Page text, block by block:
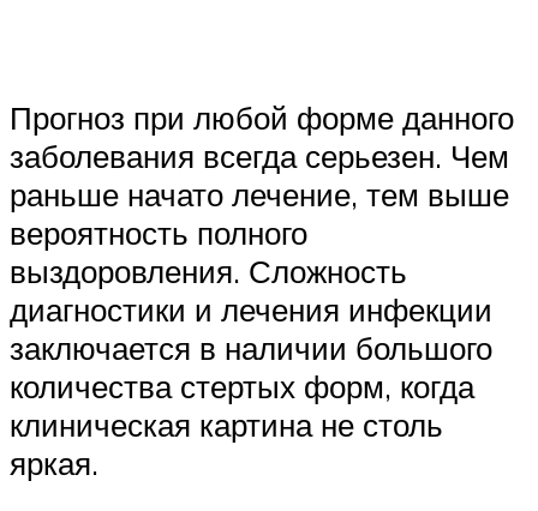
Прогноз при любой форме данного
заболевания всегда серьезен. Чем
раньше начато лечение, тем выше
вероятность полного
выздоровления. Сложность
диагностики и лечения инфекции
заключается в наличии большого
количества стертых форм, когда
клиническая картина не столь
яркая.